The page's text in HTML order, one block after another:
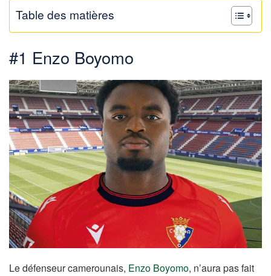
Table des matières
#1 Enzo Boyomo
Le défenseur camerounais, Enzo Boyomo, n’aura pas fait